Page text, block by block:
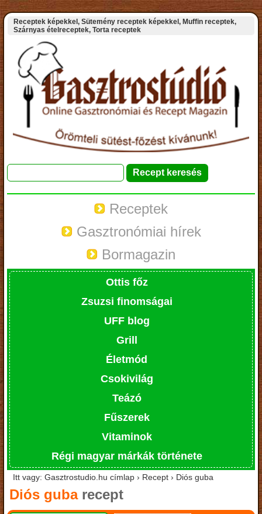
Receptek képekkel, Sütemény receptek képekkel, Muffin receptek,
Szárnyas ételreceptek, Torta receptek
Receptek
Gasztronómiai hírek
Bormagazin
Ottis főz
Zsuzsi finomságai
UFF blog
Grill
Életmód
Csokivilág
Teázó
Fűszerek
Vitaminok
Régi magyar márkák története
Itt vagy: Gasztrostudio.hu címlap › Recept › Diós guba
Diós gubarecept